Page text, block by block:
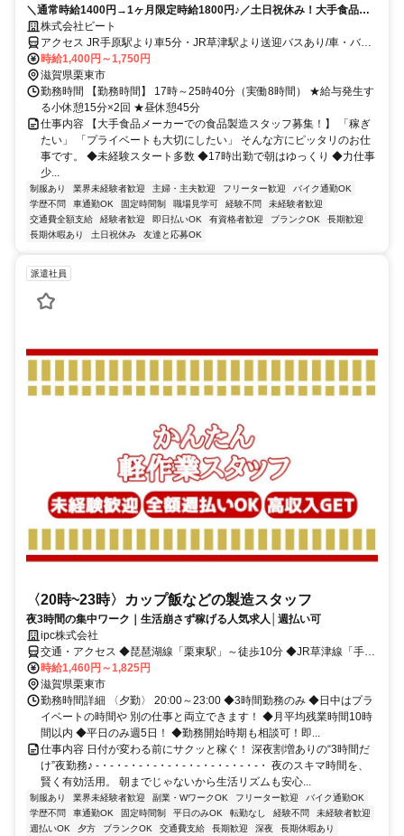
＼通常時給1400円→1ヶ月限定時給1800円♪／土日祝休み！大手食品メ
ーカーでの食品製造スタッフ募集！
株式会社ビート
アクセス JR手原駅より車5分・JR草津駅より送迎バスあり/車・バイ
ク・自転車通勤
時給1,400円～1,750円
滋賀県栗東市
勤務時間 【勤務時間】 17時～25時40分（実働8時間） ★給与発生す
る小休憩15分×2回 ★昼休憩45分
仕事内容 【大手食品メーカーでの食品製造スタッフ募集！】 「稼ぎ
たい」 「プライベートも大切にしたい」 そんな方にピッタリのお仕
事です。 ◆未経験スタート多数 ◆17時出勤で朝はゆっくり ◆力仕事
少...
制服あり 業界未経験者歓迎 主婦・主夫歓迎 フリーター歓迎
バイク通勤OK
学歴不問
車通勤OK 固定時間制 職場見学可 経験不問
未経験者歓迎
交通費全額支給
経験者歓迎 即日払いOK 有資格者歓迎 ブランクOK
長期歓迎
長期休暇あり
土日祝休み 友達と応募OK
派遣社員
〈20時~23時〉カップ飯などの製造スタッフ
夜3時間の集中ワーク｜生活崩さず稼げる人気求人│週払い可
ipc株式会社
交通・アクセス ◆琵琶湖線「栗東駅」～徒歩10分 ◆JR草津線「手原
駅」～徒歩10分 ◆JR琵琶湖線「草津駅」～車10分
時給1,460円～1,825円
滋賀県栗東市
勤務時間詳細 〈夕勤〉 20:00～23:00 ◆3時間勤務のみ ◆日中はプラ
イベートの時間や 別の仕事と両立できます！ ◆月平均残業時間10時
間以内 ◆平日のみ週5日！ ◆勤務開始時期も相談可！即...
仕事内容 日付が変わる前にサクッと稼ぐ！ 深夜割増ありの“3時間だ
け”夜勤務♪ -・-・-・-・-・-・-・-・-・-・-・-・ 夜のスキマ時間を、
賢く有効活用。 朝までじゃないから生活リズムも安心...
制服あり 業界未経験者歓迎 副業・WワークOK フリーター歓迎
バイク通勤OK
学歴不問
車通勤OK 固定時間制 平日のみOK 転勤なし 経験不問
未経験者歓迎
週払いOK
夕方 ブランクOK 交通費支給 長期歓迎 深夜
長期休暇あり